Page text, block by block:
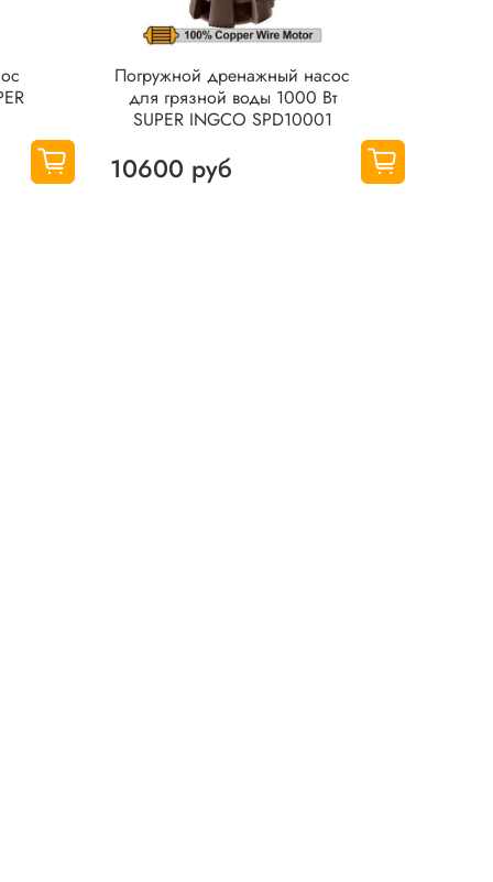
Погружной дренажный насос
для грязной воды 1000 Вт
SUPER INGCO SPD10001
10600 руб